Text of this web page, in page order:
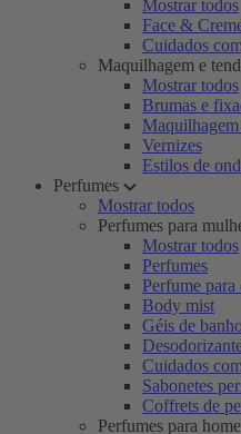
Mostrar todos
Face &
Cuidados
Maquilhagem e
Mostrar todos
Brumas e
Vernizes
Estilos de
Perfumes
Mostrar todos
Perfumes para
Mostrar todos
Perfumes
Perfume para
Body mist
Géis de
Cuidados
Sabonetes
Coffrets de
Perfumes para